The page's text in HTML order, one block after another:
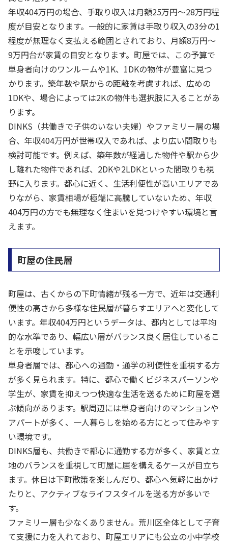
年収404万円の場合、手取り収入は月額25万円〜28万円程
度が目安となります。一般的に家賃は手取り収入の3分の1
程度が無理なく支払える範囲とされており、月額8万円〜
9万円台が家賃の目安となります。町屋では、この予算で
単身者向けのワンルームや1K、1DKの物件が豊富に見つ
かります。築年数や駅からの距離を考慮すれば、広めの
1DKや、場合によっては2Kの物件も選択肢に入ることがあ
ります。
DINKS（共働きで子供のいない夫婦）やファミリー層の場
合、年収404万円が世帯収入であれば、より広い間取りも
検討可能です。例えば、築年数が経過した物件や駅から少
し離れた物件であれば、2DKや2LDKといった間取りも視
野に入ります。都心に近く、生活利便性が高いエリアであ
りながら、家賃相場が極端に高騰していないため、年収
404万円の方でも無理なく住まいを見つけやすい環境と言
えます。
町屋の住民層
町屋は、古くからの下町情緒が残る一方で、近年は交通利
便性の高さから多様な住民層が暮らすエリアへと変化して
います。年収404万円というデータは、都内としては平均
的な水準であり、幅広い層がバランス良く居住しているこ
とを示唆しています。
単身者層では、都心への通勤・通学の利便性を重視する方
が多く見られます。特に、都心で働くビジネスパーソンや
学生が、家賃を抑えつつ快適な生活を送るために町屋を選
ぶ傾向があります。駅周辺には単身者向けのマンションや
アパートが多く、一人暮らしを始める方にとって住みやす
い環境です。
DINKS層も、共働きで都心に通勤する方が多く、家賃と立
地のバランスを重視して町屋に居を構えるケースが目立ち
ます。休日は下町散策を楽しんだり、都心へ気軽に出かけ
たりと、アクティブなライフスタイルを送る方が多いで
す。
ファミリー層も少なくありません。荒川区全体として子育
て支援に力を入れており、町屋エリアにも公立の小中学校